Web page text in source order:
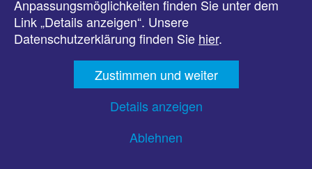
Kontakt
Datenschutz
Anpassungsmöglichkeiten finden Sie unter dem
Link „Details anzeigen“. Unsere
Datenschutzerklärung finden Sie hier.
Zustimmen und weiter
Details anzeigen
Ablehnen